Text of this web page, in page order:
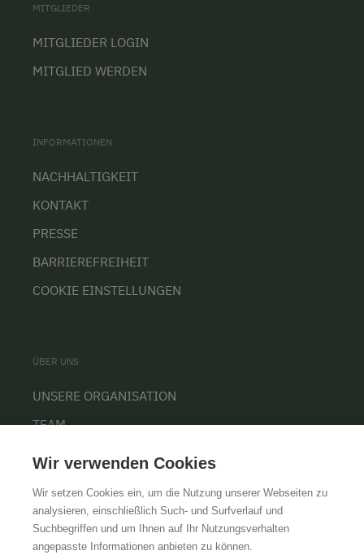
MITGLIEDER
MITGLIEDER LOGIN
MITGLIED WERDEN
INFORMATIONEN
NACHHALTIGKEIT
KONTAKT
PRESSE
BARRIEREFREIHEIT
COOKIE EINSTELLUNGEN
ÜBER UNS
UNSERE ORGANISATION
TEAM
AGBIMPRESSUMDATENSCHUTZ
Wir verwenden Cookies
Wir setzen Cookies ein, um die Nutzung unserer Webseiten zu
analysieren, einschließlich Such- und Surfverlauf und
Suchbegriffen und um Ihnen auf Ihr Nutzungsverhalten
angepasste Informationen anbieten zu können.